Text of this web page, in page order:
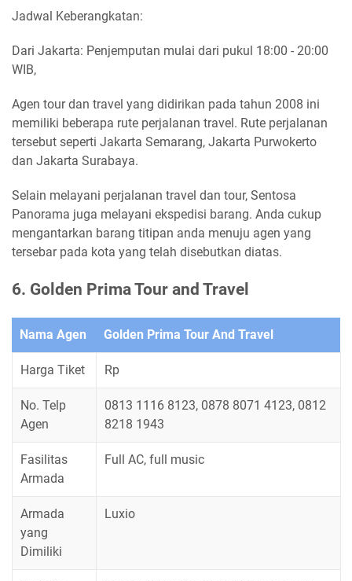
Jadwal Keberangkatan:
Dari Jakarta: Penjemputan mulai dari pukul 18:00 - 20:00
WIB,
Agen tour dan travel yang didirikan pada tahun 2008 ini
memiliki beberapa rute perjalanan travel. Rute perjalanan
tersebut seperti Jakarta Semarang, Jakarta Purwokerto
dan Jakarta Surabaya.
Selain melayani perjalanan travel dan tour, Sentosa
Panorama juga melayani ekspedisi barang. Anda cukup
mengantarkan barang titipan anda menuju agen yang
tersebar pada kota yang telah disebutkan diatas.
6. Golden Prima Tour and Travel
Nama Agen Golden Prima Tour And Travel
Harga Tiket Rp
No. Telp
Agen
0813 1116 8123, 0878 8071 4123, 0812
8218 1943
Fasilitas
Armada
Full AC, full music
Armada
yang
Dimiliki
Luxio